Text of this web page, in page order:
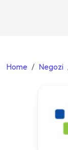
Home Negozi